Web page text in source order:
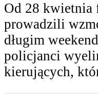
Od 28 kwietnia
prowadzili
długim
policjanci
kierujących,